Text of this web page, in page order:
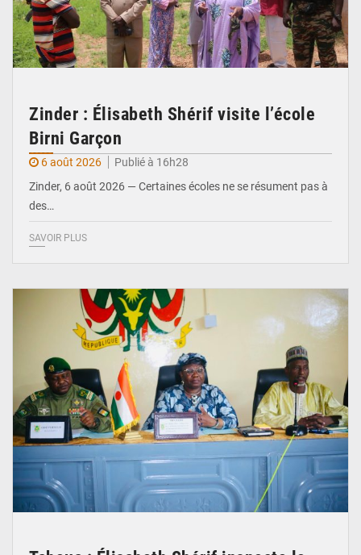
Zinder : Élisabeth Shérif visite l’école
Birni Garçon
6 août 2026
Publié à 16h28
Zinder, 6 août 2026 — Certaines écoles ne se résument pas à
des…
SAVOIR PLUS